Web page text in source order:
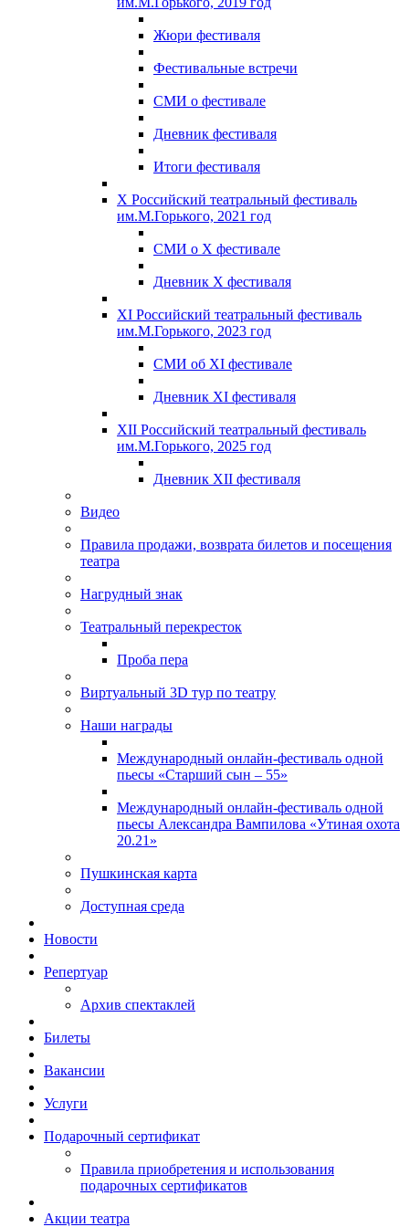
Жюри фестиваля
Фестивальные встречи
СМИ о фестивале
Дневник фестиваля
Итоги фестиваля
X Российский театральный фестиваль
им.М.Горького, 2021 год
СМИ о X фестивале
Дневник X фестиваля
XI Российский театральный фестиваль
им.М.Горького, 2023 год
СМИ об XI фестивале
Дневник XI фестиваля
XII Российский театральный фестиваль
им.М.Горького, 2025 год
Дневник XII фестиваля
Видео
Правила продажи, возврата билетов и посещения
театра
Нагрудный знак
Театральный перекресток
Проба пера
Виртуальный 3D тур по театру
Наши награды
Международный онлайн-фестиваль одной
пьесы «Старший сын – 55»
Международный онлайн-фестиваль одной
пьесы Александра Вампилова «Утиная охота
20.21»
Пушкинская карта
Доступная среда
Новости
Репертуар
Архив спектаклей
Билеты
Вакансии
Услуги
Подарочный сертификат
Правила приобретения и использования
подарочных сертификатов
Акции театра